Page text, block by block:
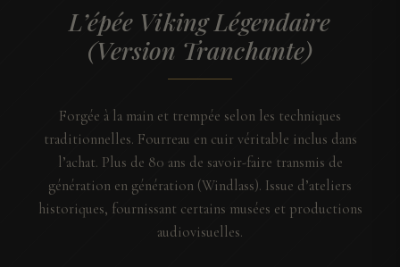
L’épée Viking Légendaire
(Version Tranchante)
Forgée à la main et trempée selon les techniques
traditionnelles. Fourreau en cuir véritable inclus dans
l’achat. Plus de 80 ans de savoir-faire transmis de
génération en génération (Windlass). Issue d’ateliers
historiques, fournissant certains musées et productions
audiovisuelles.